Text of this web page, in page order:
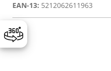
EAN-13: 5212062611963